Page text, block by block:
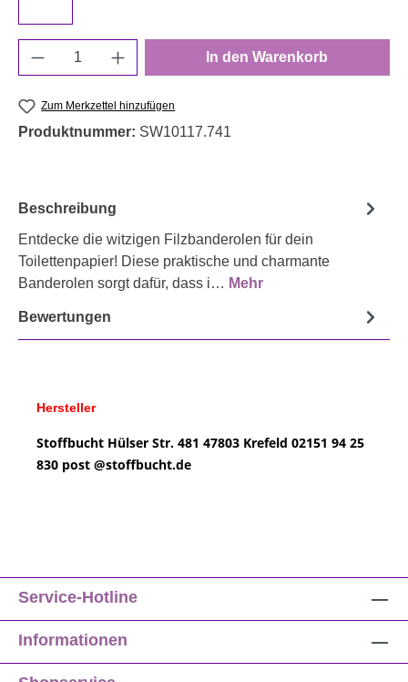
Produkt Anzahl: Gib den gewünschten
In den Warenkorb
Zum Merkzettel hinzufügen
Produktnummer: SW10117.741
Beschreibung
Entdecke die witzigen Filzbanderolen für dein
Toilettenpapier! Diese praktische und charmante
Banderolen sorgt dafür, dass i… Mehr
Bewertungen
Hersteller
Stoffbucht Hülser Str. 481 47803 Krefeld 02151 94 25
830 post @stoffbucht.de
Service-Hotline
Informationen